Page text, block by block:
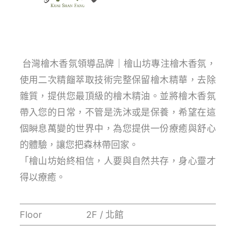
台灣檜木香氛領導品牌｜檜山坊專注檜木香氛，
使用二次精餾萃取技術完整保留檜木精華，去除
雜質，提供您最頂級的檜木精油。並將檜木香氛
帶入您的日常，不管是洗沐或是保養，希望在這
個瞬息萬變的世界中，為您提供一份療癒與舒心
的體驗，讓您把森林帶回家。
「檜山坊始終相信，人要與自然共存，身心靈才
得以療癒。
Floor 2F / 北館